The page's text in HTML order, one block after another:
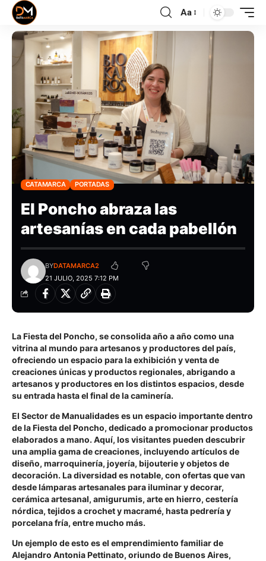
Aa
CATAMARCA PORTADAS
El Poncho abraza las
artesanías en cada pabellón
21 JULIO, 2025 7:12 PM
BYDATAMARCA2
La Fiesta del Poncho, se consolida año a año como una
vitrina al mundo para artesanos y productores del país,
ofreciendo un espacio para la exhibición y venta de
creaciones únicas y productos regionales, abrigando a
artesanos y productores en los distintos espacios, desde
su entrada hasta el final de la caminería.
El Sector de Manualidades es un espacio importante dentro
de la Fiesta del Poncho, dedicado a promocionar productos
elaborados a mano. Aquí, los visitantes pueden descubrir
una amplia gama de creaciones, incluyendo artículos de
diseño, marroquinería, joyería, bijouterie y objetos de
decoración. La diversidad es notable, con ofertas que van
desde lámparas artesanales para iluminar y decorar,
cerámica artesanal, amigurumis, arte en hierro, cestería
nórdica, tejidos a crochet y macramé, hasta pedrería y
porcelana fría, entre mucho más.
Un ejemplo de esto es el emprendimiento familiar de
Alejandro Antonia Pettinato, oriundo de Buenos Aires,